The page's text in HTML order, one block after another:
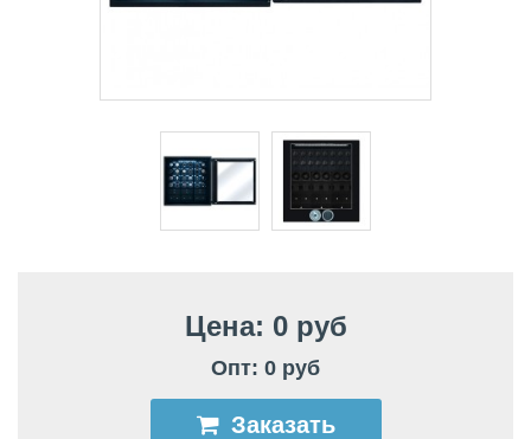
Цена: 0 руб
Опт: 0 руб
Заказать